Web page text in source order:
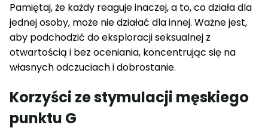
Pamiętaj, że każdy reaguje inaczej, a to, co działa dla
jednej osoby, może nie działać dla innej. Ważne jest,
aby podchodzić do eksploracji seksualnej z
otwartością i bez oceniania, koncentrując się na
własnych odczuciach i dobrostanie.
Korzyści ze stymulacji męskiego
punktu G